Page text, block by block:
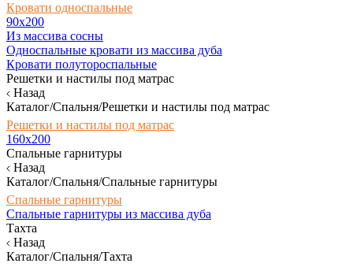
Кровати односпальные
90х200
Из массива сосны
Односпальные кровати из массива дуба
Кровати полутороспальные
Решетки и настилы под матрас
Назад
Каталог/Спальня/Решетки и настилы под матрас
Решетки и настилы под матрас
160х200
Спальные гарнитуры
Назад
Каталог/Спальня/Спальные гарнитуры
Спальные гарнитуры
Спальные гарнитуры из массива дуба
Тахта
Назад
Каталог/Спальня/Тахта